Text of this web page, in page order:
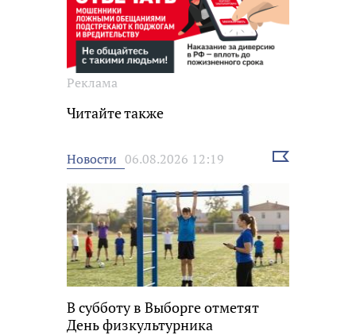
Реклама
Читайте также
Новости 06.08.2026 12:19
Выбрать
В субботу в Выборге отметят
День физкультурника